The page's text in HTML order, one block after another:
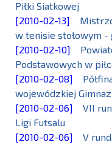
Piłki Siatkowej
[2010-02-13]
w tenisie stołowym -
[2010-02-10]
Podstawowych w
[2010-02-08]
wojewódzkiej
[2010-02-06] VII
Ligi Futsalu
[2010-02-06] V